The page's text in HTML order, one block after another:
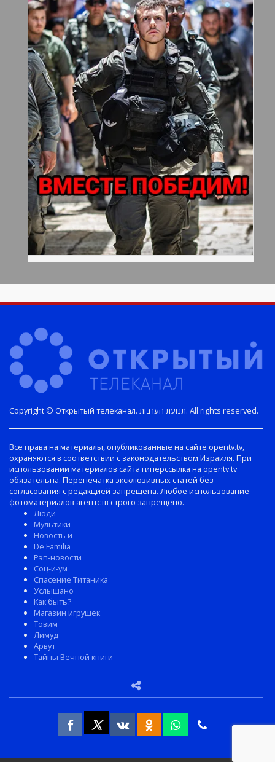
Copyright © Открытый телеканал. תנועת הערבות. All rights reserved.
Все права на материалы, опубликованные на сайте opentv.tv,
охраняются в соответствии с законодательством Израиля. При
использовании материалов сайта гиперссылка на opentv.tv
обязательна. Перепечатка эксклюзивных статей без
согласования с редакцией запрещена. Любое использование
фотоматериалов агентств строго запрещено.
Люди
Мультики
Новость и
De Familia
Рэп-новости
Соц-и-ум
Спасение Титаника
Услышано
Как быть?
Магазин игрушек
Товим
Лимуд
Арвут
Тайны Вечной книги